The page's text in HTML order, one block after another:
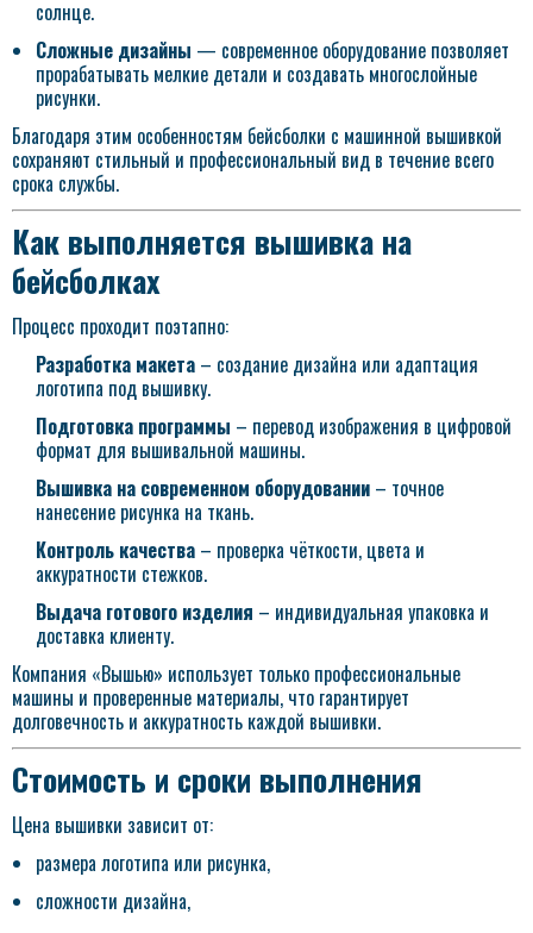
солнце.
Сложные дизайны — современное оборудование позволяет
прорабатывать мелкие детали и создавать многослойные
рисунки.
Благодаря этим особенностям бейсболки с машинной вышивкой
сохраняют стильный и профессиональный вид в течение всего
срока службы.
Как выполняется вышивка на
бейсболках
Процесс проходит поэтапно:
Разработка макета – создание дизайна или адаптация
логотипа под вышивку.
Подготовка программы – перевод изображения в цифровой
формат для вышивальной машины.
Вышивка на современном оборудовании – точное
нанесение рисунка на ткань.
Контроль качества – проверка чёткости, цвета и
аккуратности стежков.
Выдача готового изделия – индивидуальная упаковка и
доставка клиенту.
Компания «Вышью» использует только профессиональные
машины и проверенные материалы, что гарантирует
долговечность и аккуратность каждой вышивки.
Стоимость и сроки выполнения
Цена вышивки зависит от:
размера логотипа или рисунка,
сложности дизайна,